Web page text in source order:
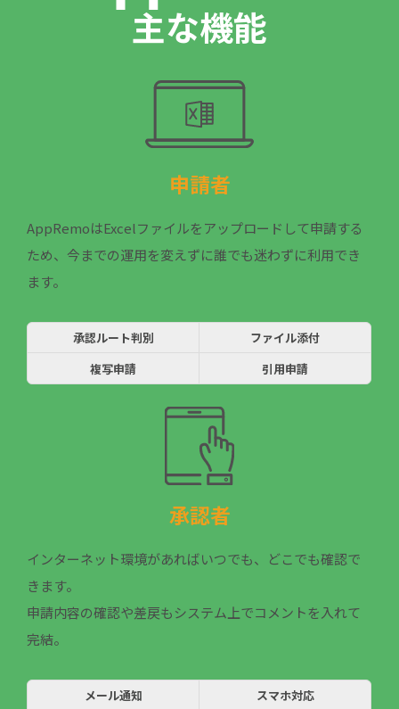
主な機能
申請者
AppRemoはExcelファイルをアップロードして申請する
ため、今までの運用を変えずに誰でも迷わずに利用でき
ます。
承認ルート判別
ファイル添付
複写申請
引用申請
承認者
インターネット環境があればいつでも、どこでも確認で
きます。
申請内容の確認や差戻もシステム上でコメントを入れて
完結。
メール通知 スマホ対応